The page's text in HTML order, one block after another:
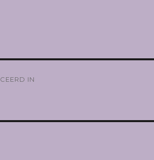
IN